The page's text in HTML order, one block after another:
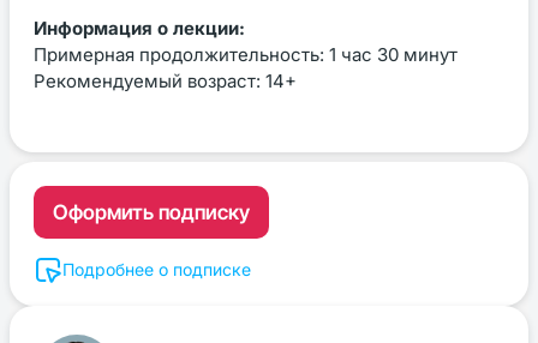
Информация о лекции:
Примерная продолжительность: 1 час 30 минут
Рекомендуемый возраст: 14+
Оформить подписку
Подробнее о подписке